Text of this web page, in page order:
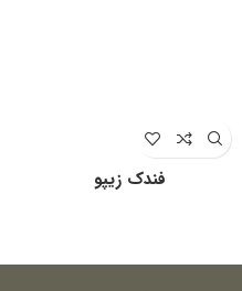
فندک زیپو